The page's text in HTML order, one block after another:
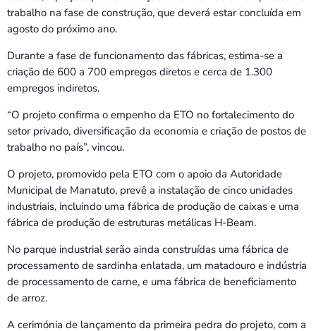
trabalho na fase de construção, que deverá estar concluída em
agosto do próximo ano.
Durante a fase de funcionamento das fábricas, estima-se a
criação de 600 a 700 empregos diretos e cerca de 1.300
empregos indiretos.
“O projeto confirma o empenho da ETO no fortalecimento do
setor privado, diversificação da economia e criação de postos de
trabalho no país”, vincou.
O projeto, promovido pela ETO com o apoio da Autoridade
Municipal de Manatuto, prevê a instalação de cinco unidades
industriais, incluindo uma fábrica de produção de caixas e uma
fábrica de produção de estruturas metálicas H-Beam.
No parque industrial serão ainda construídas uma fábrica de
processamento de sardinha enlatada, um matadouro e indústria
de processamento de carne, e uma fábrica de beneficiamento
de arroz.
A cerimónia de lançamento da primeira pedra do projeto, com a